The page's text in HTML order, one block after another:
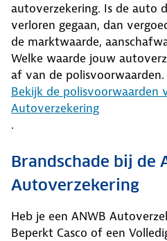
autoverzekering. Is de auto
verloren gegaan, dan
de marktwaarde,
Welke waarde jouw
af van de polisvoorwaarden.
Bekijk de polisvoorwaarden
Autoverzekering
.
Brandschade bij de
Autoverzekering
Heb je een ANWB
Beperkt Casco of een